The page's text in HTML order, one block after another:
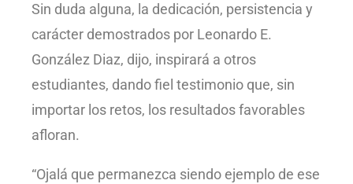
Sin duda alguna, la dedicación, persistencia y
carácter demostrados por Leonardo E.
González Diaz, dijo, inspirará a otros
estudiantes, dando fiel testimonio que, sin
importar los retos, los resultados favorables
afloran.
“Ojalá que permanezca siendo ejemplo de ese